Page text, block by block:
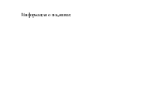
Информация о подошвах